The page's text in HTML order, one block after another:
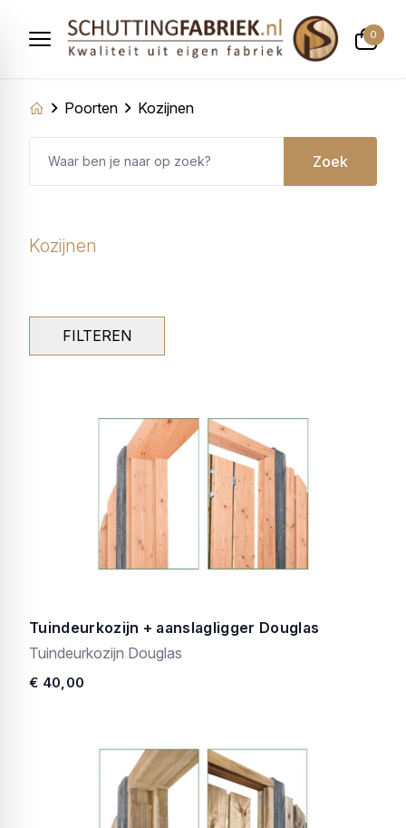
0
Poorten Kozijnen
Zoek
Kozijnen
FILTEREN
Tuindeurkozijn + aanslagligger Douglas
Tuindeurkozijn Douglas
€ 40,00